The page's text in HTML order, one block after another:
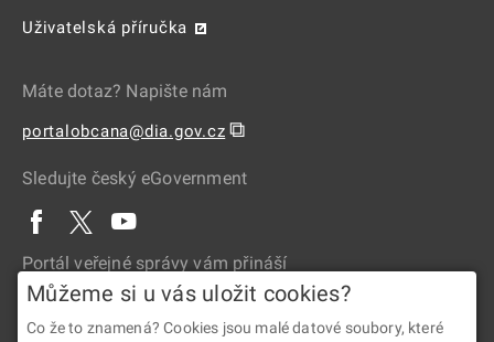
Uživatelská příručka
Máte dotaz? Napište nám
portalobcana@dia.gov.cz ⧉
Sledujte český eGovernment
Portál veřejné správy vám přináší
Můžeme si u vás uložit cookies?
Co že to znamená? Cookies jsou malé datové soubory, které